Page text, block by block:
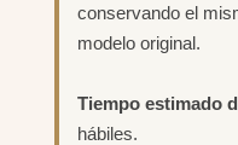
conservando el
modelo original.
Tiempo estimado
hábiles.